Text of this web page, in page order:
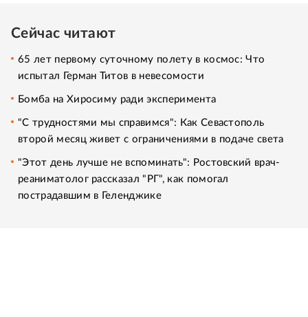
Сейчас читают
65 лет первому суточному полету в космос: Что
испытал Герман Титов в невесомости
Бомба на Хиросиму ради эксперимента
"С трудностями мы справимся": Как Севастополь
второй месяц живет с ограничениями в подаче света
"Этот день лучше не вспоминать": Ростовский врач-
реаниматолог рассказал "РГ", как помогал
пострадавшим в Геленджике